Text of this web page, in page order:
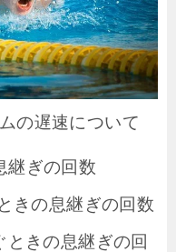
の遅速について
継ぎの回数
きの息継ぎの回数
きの息継ぎの回